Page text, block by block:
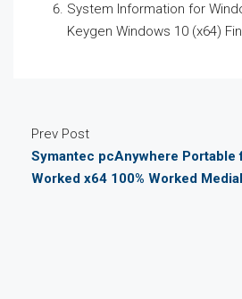
System Information for
Keygen Windows 10 (x64)
Prev Post
Symantec pcAnywhere Portable
Worked x64 100% Worked